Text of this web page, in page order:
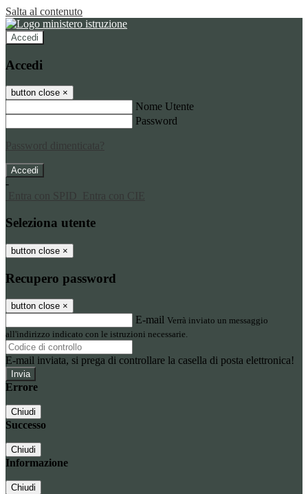
Salta al contenuto
Accedi
Accedi
button close ×
Nome Utente
Password
Password dimenticata?
-
Entra con SPID
Entra con CIE
Seleziona utente
button close ×
Recupero password
button close ×
E-mail Verrà inviato un messaggio
all'indirizzo indicato con le istruzioni necessarie.
E-mail inviata, si prega di controllare la casella di posta elettronica!
Errore
Chiudi
Successo
Chiudi
Informazione
Chiudi